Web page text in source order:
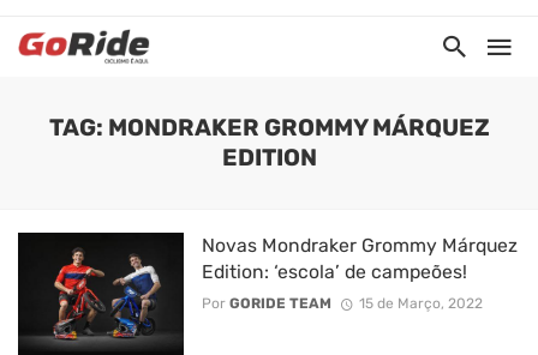
TAG: MONDRAKER GROMMY MÁRQUEZ
EDITION
Novas Mondraker Grommy Márquez
Edition: ‘escola’ de campeões!
Por GORIDE TEAM 15 de Março, 2022